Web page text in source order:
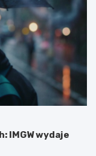
IMGW wydaje